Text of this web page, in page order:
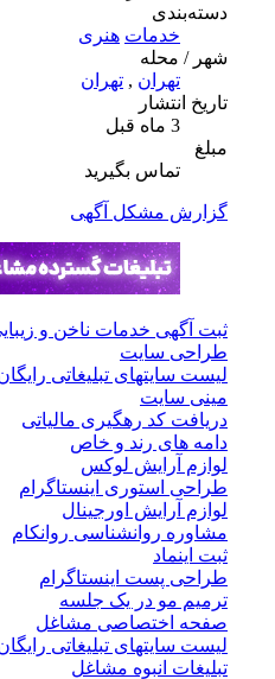
دسته‌بندی
خدمات هنری
شهر / محله
تهران,تهران
تاریخ انتشار
تماس بگیرید
گزارش مشکل آگهی
ثبت آگهی خدمات ناخن و زیبایی
طراحی سایت
لیست سایتهای تبلیغاتی رایگان
مینی سایت
دریافت کد رهگیری مالیاتی
دامه های رند و خاص
لوازم آرایش لوکس
طراحی استوری اینستاگرام
لوازم آرایش اورجینال
مشاوره روانشناسی روانکام
ثبت اینماد
طراحی پست اینستاگرام
ترمیم مو در یک جلسه
صفحه اختصاصی مشاغل
لیست سایتهای تبلیغاتی رایگان
تبلیغات انبوه مشاغل